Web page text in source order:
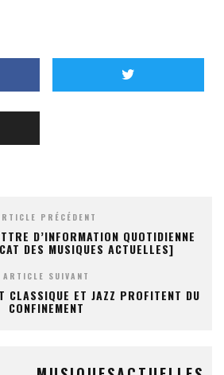
PRÉCÉDENT
D’INFORMATION QUOTIDIENNE
DES MUSIQUES ACTUELLES]
ARTICLE SUIVANT
CLASSIQUE ET JAZZ PROFITENT DU
CONFINEMENT